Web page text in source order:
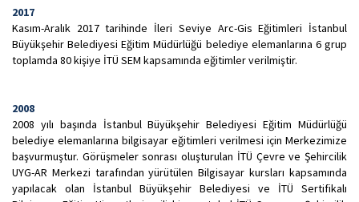
2017
Kasım-Aralık 2017 tarihinde İleri Seviye Arc-Gis Eğitimleri İstanbul
Büyükşehir Belediyesi Eğitim Müdürlüğü belediye elemanlarına 6 grup
toplamda 80 kişiye İTÜ SEM kapsamında eğitimler verilmiştir.
2008
2008 yılı başında İstanbul Büyükşehir Belediyesi Eğitim Müdürlüğü
belediye elemanlarına bilgisayar eğitimleri verilmesi için Merkezimize
başvurmuştur. Görüşmeler sonrası oluşturulan İTÜ Çevre ve Şehircilik
UYG-AR Merkezi tarafından yürütülen Bilgisayar kursları kapsamında
yapılacak olan İstanbul Büyükşehir Belediyesi ve İTÜ Sertifikalı